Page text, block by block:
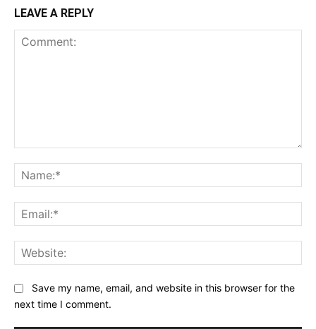
LEAVE A REPLY
Save my name, email, and website in this browser for the
next time I comment.